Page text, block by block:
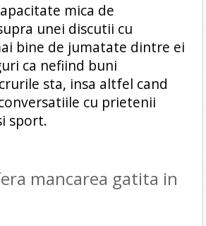
mica de
unei discutii cu
bine de jumatate dintre ei
ca nefiind buni
sta, insa altfel cand
cu prietenii
sport.
mancarea gatita in